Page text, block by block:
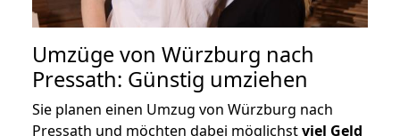
Umzüge von Würzburg nach
Pressath: Günstig umziehen
Sie planen einen Umzug von Würzburg nach
Pressath und möchten dabei möglichstviel Geld